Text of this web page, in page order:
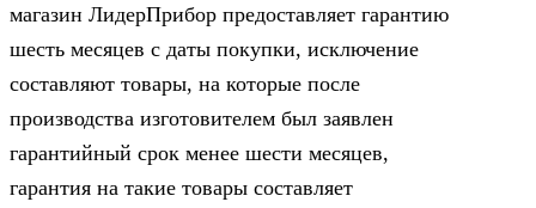
магазин ЛидерПрибор предоставляет гарантию
шесть месяцев с даты покупки, исключение
составляют товары, на которые после
производства изготовителем был заявлен
гарантийный срок менее шести месяцев,
гарантия на такие товары составляет